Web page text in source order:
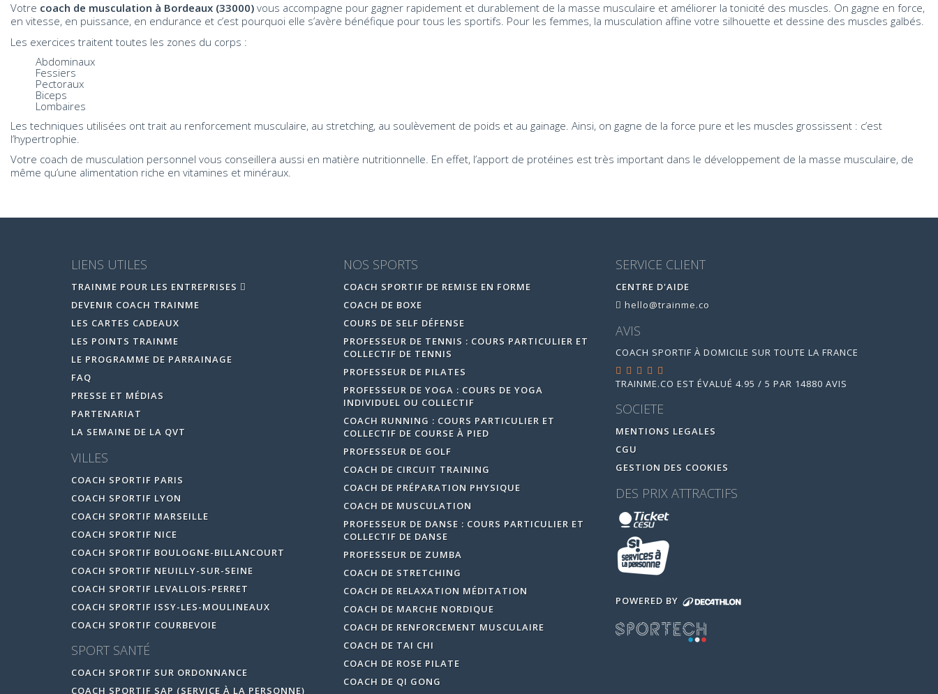
Votre coach de musculation à Bordeaux (33000) vous accompagne pour gagner rapidement et durablement de la masse musculaire et améliorer la tonicité des muscles. On gagne en force,
en vitesse, en puissance, en endurance et c’est pourquoi elle s’avère bénéfique pour tous les sportifs. Pour les femmes, la musculation affine votre silhouette et dessine des muscles galbés.
Les exercices traitent toutes les zones du corps :
Abdominaux
Fessiers
Pectoraux
Biceps
Lombaires
Les techniques utilisées ont trait au renforcement musculaire, au stretching, au soulèvement de poids et au gainage. Ainsi, on gagne de la force pure et les muscles grossissent : c’est
l’hypertrophie.
Votre coach de musculation personnel vous conseillera aussi en matière nutritionnelle. En effet, l’apport de protéines est très important dans le développement de la masse musculaire, de
même qu’une alimentation riche en vitamines et minéraux.
LIENS UTILES
TRAINME POUR LES ENTREPRISES
DEVENIR COACH TRAINME
LES CARTES CADEAUX
LES POINTS TRAINME
LE PROGRAMME DE PARRAINAGE
FAQ
PRESSE ET MÉDIAS
PARTENARIAT
LA SEMAINE DE LA QVT
VILLES
COACH SPORTIF PARIS
COACH SPORTIF LYON
COACH SPORTIF MARSEILLE
COACH SPORTIF NICE
COACH SPORTIF BOULOGNE-BILLANCOURT
COACH SPORTIF NEUILLY-SUR-SEINE
COACH SPORTIF LEVALLOIS-PERRET
COACH SPORTIF ISSY-LES-MOULINEAUX
COACH SPORTIF COURBEVOIE
SPORT SANTÉ
COACH SPORTIF SUR ORDONNANCE
COACH SPORTIF SAP (SERVICE À LA PERSONNE)
NOS SPORTS
COACH SPORTIF DE REMISE EN FORME
COACH DE BOXE
COURS DE SELF DÉFENSE
PROFESSEUR DE TENNIS : COURS PARTICULIER ET
COLLECTIF DE TENNIS
PROFESSEUR DE PILATES
PROFESSEUR DE YOGA : COURS DE YOGA
INDIVIDUEL OU COLLECTIF
COACH RUNNING : COURS PARTICULIER ET
COLLECTIF DE COURSE À PIED
PROFESSEUR DE GOLF
COACH DE CIRCUIT TRAINING
COACH DE PRÉPARATION PHYSIQUE
COACH DE MUSCULATION
PROFESSEUR DE DANSE : COURS PARTICULIER ET
COLLECTIF DE DANSE
PROFESSEUR DE ZUMBA
COACH DE STRETCHING
COACH DE RELAXATION MÉDITATION
COACH DE MARCHE NORDIQUE
COACH DE RENFORCEMENT MUSCULAIRE
COACH DE TAI CHI
COACH DE ROSE PILATE
COACH DE QI GONG
SERVICE CLIENT
CENTRE D'AIDE
hello@trainme.co
AVIS
COACH SPORTIF À DOMICILE SUR TOUTE LA FRANCE
TRAINME.CO EST ÉVALUÉ 4.95 / 5 PAR 14880 AVIS
SOCIETE
MENTIONS LEGALES
CGU
GESTION DES COOKIES
DES PRIX ATTRACTIFS
POWERED BY